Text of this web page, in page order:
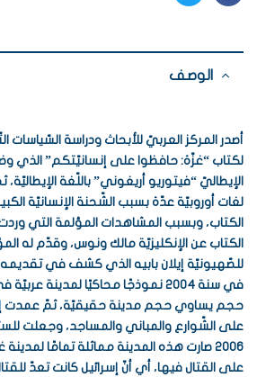
Facebook
Twitter
الوصف
أصدر المركز العربيّ للأبحاث ودراسة السّياسات
لكتاب “غزّة: حافظوا على إنسانيّتكم” الذي
الإيطاليّ “فيتوريو أريغوني” باللّغة
لغات أوروبيّة عدّة بسبب الشّحنة الإنسانيّة
الكتاب، وبسبب المشاهدات المؤلمة التي
الكتاب عن الإنكليزيّة مالك ونوس، وقدّم له
للصّهيونيّة إيلان بابيه الذي كشف في
في سنة 2004 نموذجًا محاكيًا لمدينة
حجم يساوي حجم مدينة حقيقيّة، ثمّ عمدت
على الشّوارع والمباني والمساجد، وجعلت
2006 صارت هذه المدينة مماثلة تمامًا
على القتال فيها، أي أنّ إسرائيل كانت تعدّ